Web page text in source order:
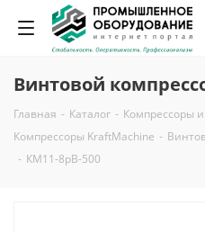
Винтовой
Главная - Каталог - Компрессоры
Компрессоры KraftMachine -
- КМ11-8рВ-500